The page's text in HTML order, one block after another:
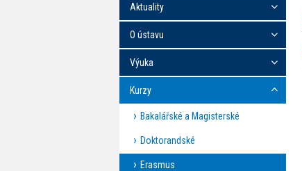
Aktuality
O ústavu
Výuka
Kurzy
Bakalářské a Magisterské
Doktorandské
Erasmus